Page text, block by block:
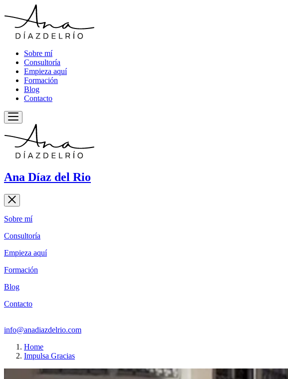
Sobre mí
Consultoría
Empieza aquí
Formación
Blog
Contacto
Ana Díaz del Rio
Sobre mí
Consultoría
Empieza aquí
Formación
Blog
Contacto
info@anadiazdelrio.com
Home
Impulsa Gracias